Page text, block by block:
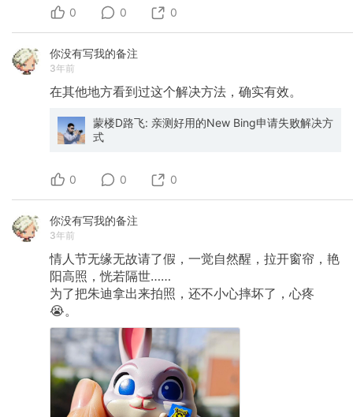
0 0 0
你没有写我的备注
3年前
在其他地方看到过这个解决方法，确实有效。
蒙楼D路飞: 亲测好用的New Bing申请失败解决方
式
0 0 0
你没有写我的备注
3年前
情人节无缘无故请了假，一觉自然醒，拉开窗帘，艳
阳高照，恍若隔世……
为了把朱迪拿出来拍照，还不小心摔坏了，心疼
😭。